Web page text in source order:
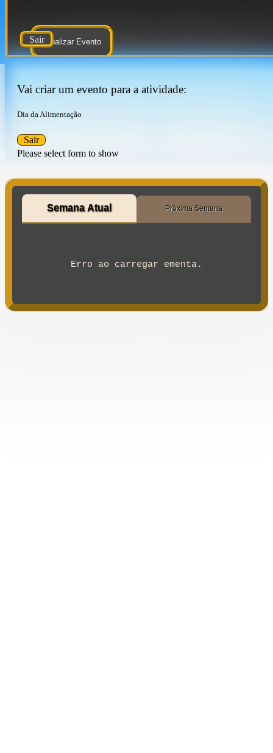
Atualizar Evento
Sair
Vai criar um evento para a atividade:
Dia da Alimentação
Please select form to show
Sair
Semana Atual Próxima Semana
Erro ao carregar ementa.